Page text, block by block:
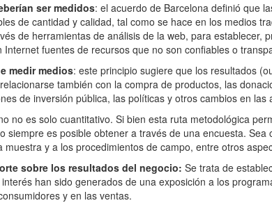
ser medidos: el acuerdo de Barcelona definió que
de cantidad y calidad, tal como se hace en los medios
de herramientas de análisis de la web, para
fuentes de recursos que no son confiables o
medir medios: este principio sugiere que los resultados
también con la compra de productos, las
de inversión pública, las políticas y otros cambios en
no es solo cuantitativo. Si bien esta ruta metodológica
siempre es posible obtener a través de una encuesta.
y a los procedimientos de campo, entre otros
sobre los resultados del negocio: Se trata de
han sido generados de una exposición a los
y en las ventas.